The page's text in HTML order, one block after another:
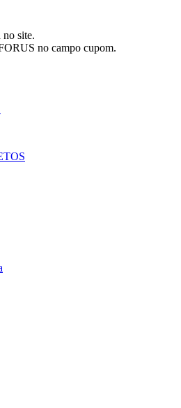
site.
no campo cupom.